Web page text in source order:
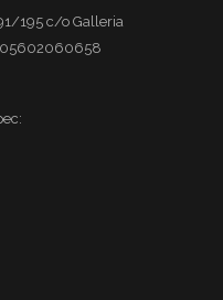
195 c/o Galleria
05602060658